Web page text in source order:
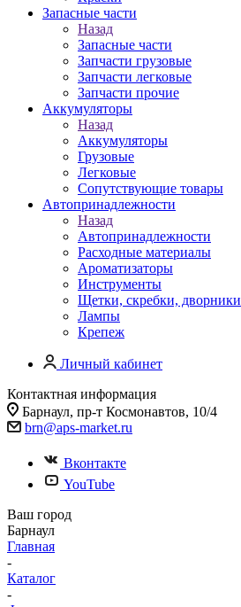
Запасные части
Назад
Запасные части
Запчасти грузовые
Запчасти легковые
Запчасти прочие
Аккумуляторы
Назад
Аккумуляторы
Грузовые
Легковые
Сопутствующие товары
Автопринадлежности
Назад
Автопринадлежности
Расходные материалы
Ароматизаторы
Инструменты
Щетки, скребки, дворники
Лампы
Крепеж
Личный кабинет
Контактная информация
Барнаул, пр-т Космонавтов, 10/4
brn@aps-market.ru
Вконтакте
YouTube
Ваш город
Барнаул
Главная
-
Каталог
-